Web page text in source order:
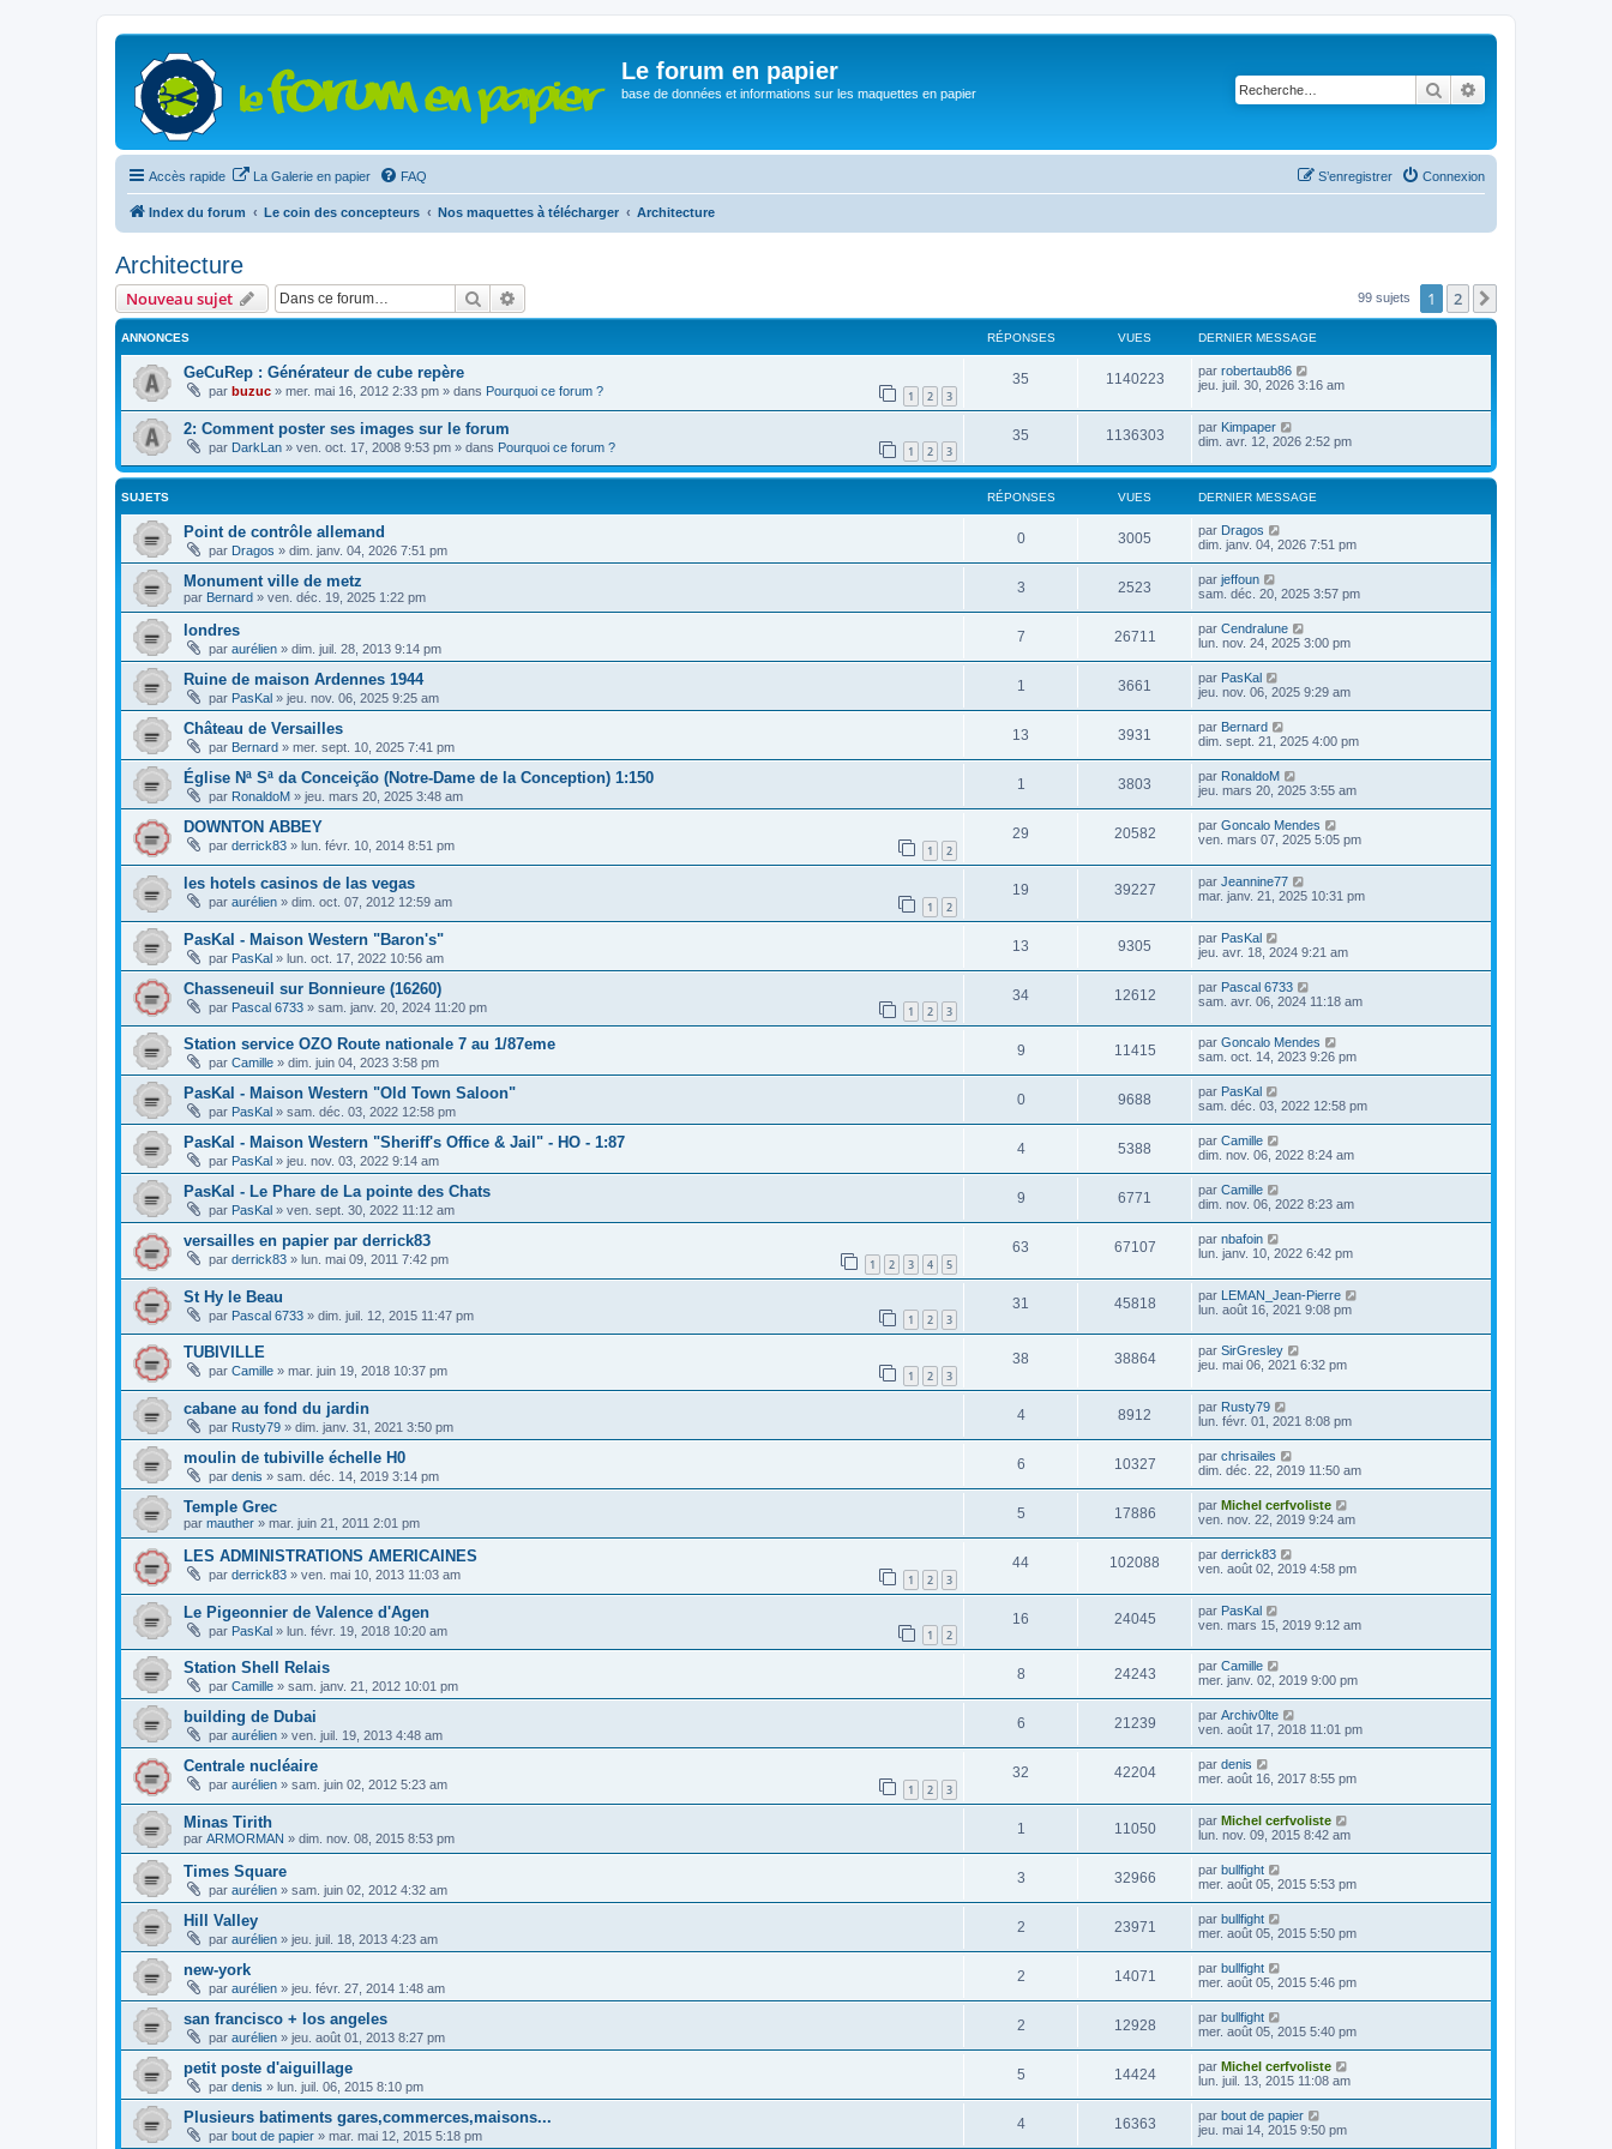
Le forum en papier
base de données et informations sur les maquettes en papier Rechercher
Accès rapide La Galerie en papier FAQ Connexion
S’enregistrer
Index du forum Le coin des concepteurs Nos maquettes à télécharger Architecture
Architecture
Nouveau sujet Rechercher 99 sujets 1 2
ANNONCES RÉPONSES VUES DERNIER MESSAGE
GeCuRep : Générateur de cube repère
par buzuc » mer. mai 16, 2012 2:33 pm » dans Pourquoi ce forum ? 1 2 3
35 1140223 par robertaub86
jeu. juil. 30, 2026 3:16 am
2: Comment poster ses images sur le forum
par DarkLan » ven. oct. 17, 2008 9:53 pm » dans Pourquoi ce forum ? 1 2 3
35 1136303 par Kimpaper
dim. avr. 12, 2026 2:52 pm
SUJETS RÉPONSES VUES DERNIER MESSAGE
Point de contrôle allemand
par Dragos » dim. janv. 04, 2026 7:51 pm
0 3005 par Dragos
dim. janv. 04, 2026 7:51 pm
Monument ville de metz
par Bernard » ven. déc. 19, 2025 1:22 pm
3 2523 par jeffoun
sam. déc. 20, 2025 3:57 pm
londres
par aurélien » dim. juil. 28, 2013 9:14 pm
7 26711 par Cendralune
lun. nov. 24, 2025 3:00 pm
Ruine de maison Ardennes 1944
par PasKal » jeu. nov. 06, 2025 9:25 am
1 3661 par PasKal
jeu. nov. 06, 2025 9:29 am
Château de Versailles
par Bernard » mer. sept. 10, 2025 7:41 pm
13 3931 par Bernard
dim. sept. 21, 2025 4:00 pm
Église Nª Sª da Conceição (Notre-Dame de la Conception) 1:150
par RonaldoM » jeu. mars 20, 2025 3:48 am
1 3803 par RonaldoM
jeu. mars 20, 2025 3:55 am
DOWNTON ABBEY
par derrick83 » lun. févr. 10, 2014 8:51 pm 1 2
29 20582 par Goncalo Mendes
ven. mars 07, 2025 5:05 pm
les hotels casinos de las vegas
par aurélien » dim. oct. 07, 2012 12:59 am 1 2
19 39227 par Jeannine77
mar. janv. 21, 2025 10:31 pm
PasKal - Maison Western "Baron's"
par PasKal » lun. oct. 17, 2022 10:56 am
13 9305 par PasKal
jeu. avr. 18, 2024 9:21 am
Chasseneuil sur Bonnieure (16260)
par Pascal 6733 » sam. janv. 20, 2024 11:20 pm 1 2 3
34 12612 par Pascal 6733
sam. avr. 06, 2024 11:18 am
Station service OZO Route nationale 7 au 1/87eme
par Camille » dim. juin 04, 2023 3:58 pm
9 11415 par Goncalo Mendes
sam. oct. 14, 2023 9:26 pm
PasKal - Maison Western "Old Town Saloon"
par PasKal » sam. déc. 03, 2022 12:58 pm
0 9688 par PasKal
sam. déc. 03, 2022 12:58 pm
PasKal - Maison Western "Sheriff's Office & Jail" - HO - 1:87
par PasKal » jeu. nov. 03, 2022 9:14 am
4 5388 par Camille
dim. nov. 06, 2022 8:24 am
PasKal - Le Phare de La pointe des Chats
par PasKal » ven. sept. 30, 2022 11:12 am
9 6771 par Camille
dim. nov. 06, 2022 8:23 am
versailles en papier par derrick83
par derrick83 » lun. mai 09, 2011 7:42 pm 1 2 3 4 5
63 67107 par nbafoin
lun. janv. 10, 2022 6:42 pm
St Hy le Beau
par Pascal 6733 » dim. juil. 12, 2015 11:47 pm 1 2 3
31 45818 par LEMAN_Jean-Pierre
lun. août 16, 2021 9:08 pm
TUBIVILLE
par Camille » mar. juin 19, 2018 10:37 pm 1 2 3
38 38864 par SirGresley
jeu. mai 06, 2021 6:32 pm
cabane au fond du jardin
par Rusty79 » dim. janv. 31, 2021 3:50 pm
4 8912 par Rusty79
lun. févr. 01, 2021 8:08 pm
moulin de tubiville échelle H0
par denis » sam. déc. 14, 2019 3:14 pm
6 10327 par chrisailes
dim. déc. 22, 2019 11:50 am
Temple Grec
par mauther » mar. juin 21, 2011 2:01 pm
5 17886 par Michel cerfvoliste
ven. nov. 22, 2019 9:24 am
LES ADMINISTRATIONS AMERICAINES
par derrick83 » ven. mai 10, 2013 11:03 am 1 2 3
44 102088 par derrick83
ven. août 02, 2019 4:58 pm
Le Pigeonnier de Valence d'Agen
par PasKal » lun. févr. 19, 2018 10:20 am 1 2
16 24045 par PasKal
ven. mars 15, 2019 9:12 am
Station Shell Relais
par Camille » sam. janv. 21, 2012 10:01 pm
8 24243 par Camille
mer. janv. 02, 2019 9:00 pm
building de Dubai
par aurélien » ven. juil. 19, 2013 4:48 am
6 21239 par Archiv0lte
ven. août 17, 2018 11:01 pm
Centrale nucléaire
par aurélien » sam. juin 02, 2012 5:23 am 1 2 3
32 42204 par denis
mer. août 16, 2017 8:55 pm
Minas Tirith
par ARMORMAN » dim. nov. 08, 2015 8:53 pm
1 11050 par Michel cerfvoliste
lun. nov. 09, 2015 8:42 am
Times Square
par aurélien » sam. juin 02, 2012 4:32 am
3 32966 par bullfight
mer. août 05, 2015 5:53 pm
Hill Valley
par aurélien » jeu. juil. 18, 2013 4:23 am
2 23971 par bullfight
mer. août 05, 2015 5:50 pm
new-york
par aurélien » jeu. févr. 27, 2014 1:48 am
2 14071 par bullfight
mer. août 05, 2015 5:46 pm
san francisco + los angeles
par aurélien » jeu. août 01, 2013 8:27 pm
2 12928 par bullfight
mer. août 05, 2015 5:40 pm
petit poste d'aiguillage
par denis » lun. juil. 06, 2015 8:10 pm
5 14424 par Michel cerfvoliste
lun. juil. 13, 2015 11:08 am
Plusieurs batiments gares,commerces,maisons...
par bout de papier » mar. mai 12, 2015 5:18 pm
4 16363 par bout de papier
jeu. mai 14, 2015 9:50 pm